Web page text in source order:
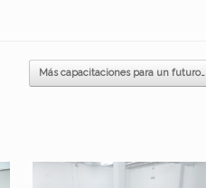
Más capacitaciones para un futuro…